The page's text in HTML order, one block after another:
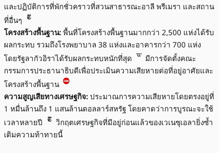
และปฏิบัติการที่พักชั่วคราวที่สวนสาธารณะอาลี พรีเมรา และสถาน
ที่อื่นๆ
โครงสร้างพื้นฐาน: พื้นที่โครงสร้างพื้นฐานมากกว่า 2,500 แห่งได้รับ
ผลกระทบ รวมถึงโรงพยาบาล 38 แห่งและอาคารกว่า 700 แห่ง
โดยรัฐลากัวอิราได้รับผลกระทบหนักที่สุด
มีการจัดตั้งคณะ
กรรมการประธานาธิบดีเพื่อประเมินความเสียหายต่อที่อยู่อาศัยและ
โครงสร้างพื้นฐาน
ความสูญเสียทางเศรษฐกิจ: ประมาณการความเสียหายโดยตรงอยู่ที่
1 หมื่นล้านถึง 1 แสนล้านดอลลาร์สหรัฐ โดยคาดว่าการบูรณะจะใช้
เวลาหลายปี
วิกฤตเศรษฐกิจที่มีอยู่ก่อนแล้วของเวเนซุเอลายิ่งซ้ำ
เติมความท้าทายนี้